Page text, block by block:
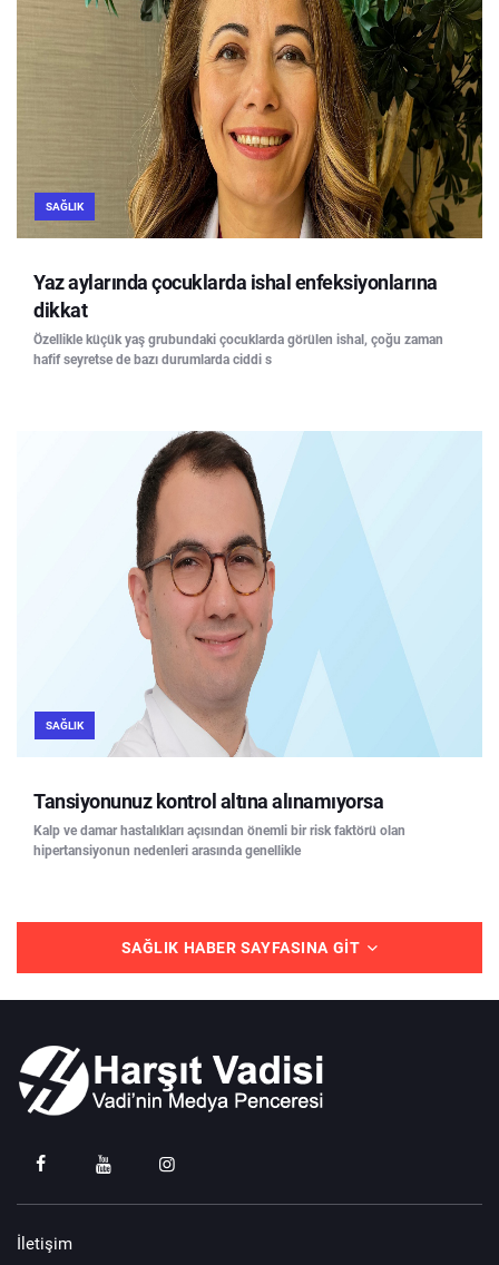
SAĞLIK
Yaz aylarında çocuklarda ishal enfeksiyonlarına
dikkat
Özellikle küçük yaş grubundaki çocuklarda görülen ishal, çoğu zaman
hafif seyretse de bazı durumlarda ciddi s
SAĞLIK
Tansiyonunuz kontrol altına alınamıyorsa
Kalp ve damar hastalıkları açısından önemli bir risk faktörü olan
hipertansiyonun nedenleri arasında genellikle
SAĞLIK HABER SAYFASINA GIT
İletişim